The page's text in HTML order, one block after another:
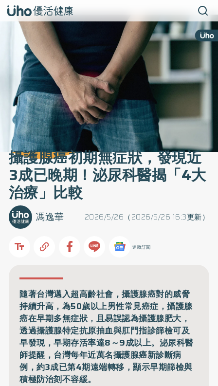
攝護腺癌初期無症狀，發現近
3成已晚期！泌尿科醫揭「4大
治療」比較
2026/5/26（2026/5/26 16:3更新）
馮逸華
追蹤訂閱
隨著台灣邁入超高齡社會，攝護腺癌對的威脅
持續升高，為50歲以上男性常見癌症，攝護腺
癌在早期多無症狀，且易誤認為攝護腺肥大，
透過攝護腺特定抗原抽血與肛門指診篩檢可及
早發現，早期存活率達8～9成以上。泌尿科醫
師提醒，台灣每年近萬名攝護腺癌新診斷病
例，約3成已第4期遠端轉移，顯示早期篩檢與
積極防治刻不容緩。